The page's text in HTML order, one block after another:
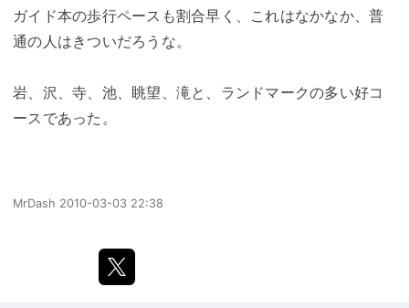
ガイド本の歩行ペースも割合早く、これはなかなか、普
通の人はきついだろうな。
岩、沢、寺、池、眺望、滝と、ランドマークの多い好コ
ースであった。
MrDash 2010-03-03 22:38